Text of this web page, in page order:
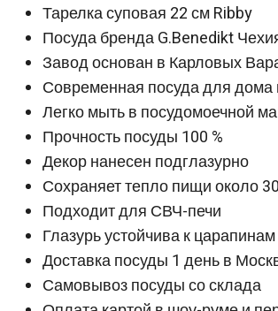
Тарелка суповая 22 см Ribby
Посуда бренда G.Benedikt
Завод основан в Карловых
Современная посуда для дома
Легко мыть в посудомоечной
Прочность посуды 100 %
Декор нанесен подглазурно
Сохраняет тепло пищи около
Подходит для СВЧ-печи
Глазурь устойчива к
Доставка посуды 1 день в
Самовывоз посуды со склада